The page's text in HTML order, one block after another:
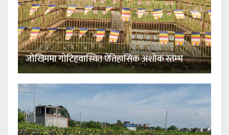
जोखिममा गोटिहवास्थित ऐतिहासिक अशोक स्तम्भ